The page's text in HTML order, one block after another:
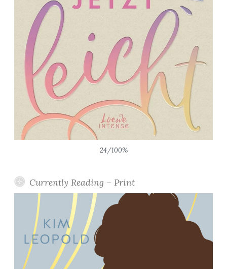
24/100%
Currently Reading – Print